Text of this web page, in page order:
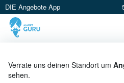
DIE Angebote App
Verrate uns deinen Standort um
sehen.